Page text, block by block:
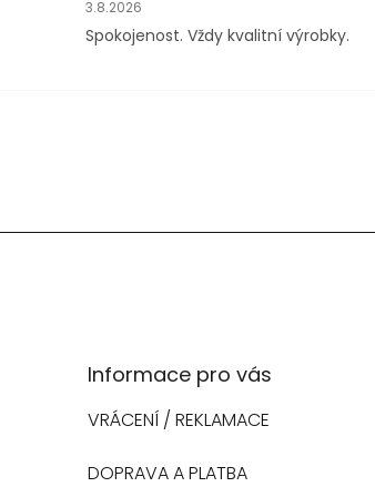
3.8.2026
Spokojenost. Vždy kvalitní výrobky.
Informace pro vás
VRÁCENÍ / REKLAMACE
DOPRAVA A PLATBA